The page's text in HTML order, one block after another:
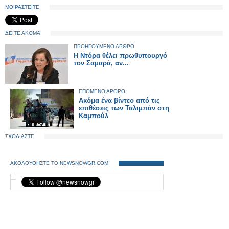
ΜΟΙΡΑΣΤΕΙΤΕ
ΔΕΙΤΕ ΑΚΟΜΑ
ΠΡΟΗΓΟΥΜΕΝΟ ΑΡΘΡΟ
Η Ντόρα θέλει πρωθυπουργό
τον Σαμαρά, αν...
ΕΠΟΜΕΝΟ ΑΡΘΡΟ
Ακόμα ένα βίντεο από τις
επιθέσεις των Ταλιμπάν στη
Καμπούλ
ΣΧΟΛΙΑΣΤΕ
ΑΚΟΛΟΥΘΗΣΤΕ ΤΟ NEWSNOWGR.COM